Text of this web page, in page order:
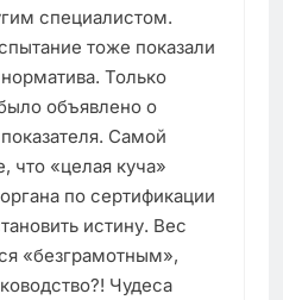
специалистом.
тоже показали
Только
объявлено о
Самой
что «целая куча»
по сертификации
истину. Вес
«безграмотным»,
Чудеса